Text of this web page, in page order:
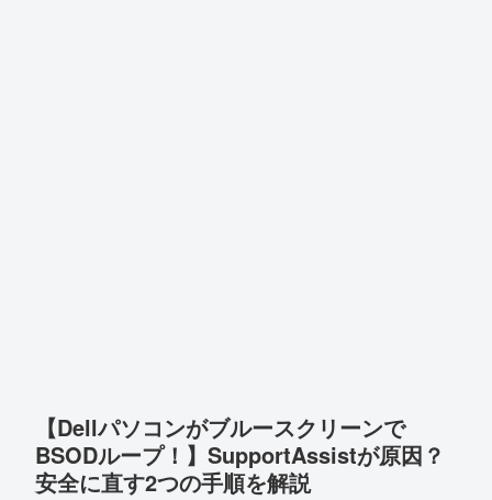
【Dellパソコンがブルースクリーンで
BSODループ！】SupportAssistが原因？
安全に直す2つの手順を解説